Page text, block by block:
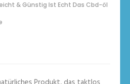
& Günstig Ist Echt Das Cbd-öl